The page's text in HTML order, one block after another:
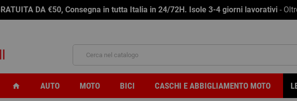
DA €50, Consegna in tutta Italia in 24/72H. Isole 3-4 giorni lavorativi -
home AUTO MOTO BICI CASCHI E ABBIGLIAMENTO MOTO